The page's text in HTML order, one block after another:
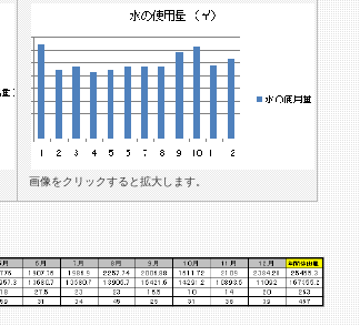
画像をクリックすると拡大します。